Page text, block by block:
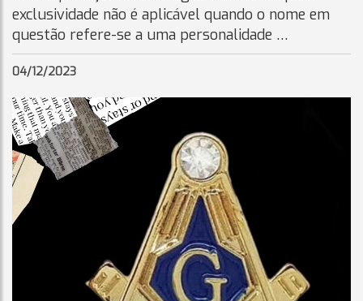
exclusividade não é aplicável quando o nome em
questão refere-se a uma personalidade …
04/12/2023